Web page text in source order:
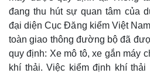
đang thu hút sự quan tâm của
đại diện Cục Đăng kiểm Việt
toàn giao thông đường bộ đã
quy định: Xe mô tô, xe gắn máy
khí thải. Việc kiểm định khí